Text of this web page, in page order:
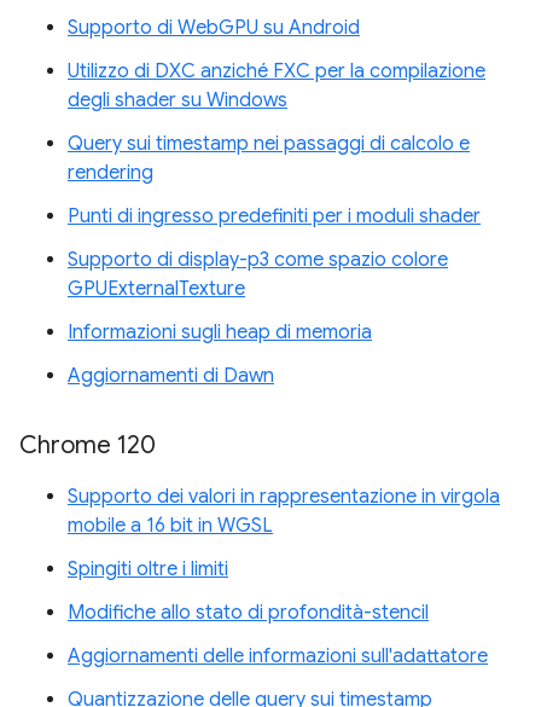
Supporto di WebGPU su Android
Utilizzo di DXC anziché FXC per la compilazione
degli shader su Windows
Query sui timestamp nei passaggi di calcolo e
rendering
Punti di ingresso predefiniti per i moduli shader
Supporto di display-p3 come spazio colore
GPUExternalTexture
Informazioni sugli heap di memoria
Aggiornamenti di Dawn
Chrome 120
Supporto dei valori in rappresentazione in virgola
mobile a 16 bit in WGSL
Spingiti oltre i limiti
Modifiche allo stato di profondità-stencil
Aggiornamenti delle informazioni sull'adattatore
Quantizzazione delle query sui timestamp